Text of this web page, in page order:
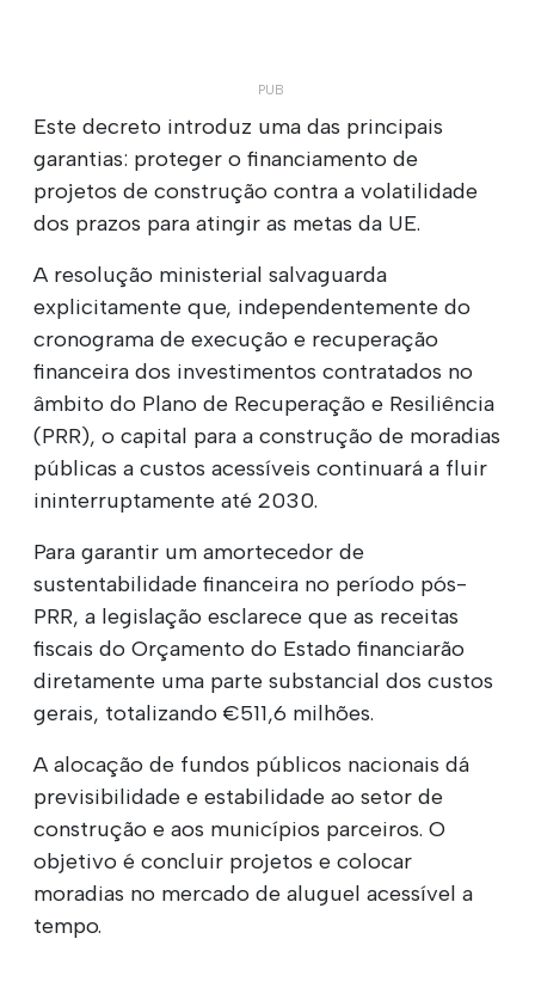
Este decreto introduz uma das principais
garantias: proteger o financiamento de
projetos de construção contra a volatilidade
dos prazos para atingir as metas da UE.
A resolução ministerial salvaguarda
explicitamente que, independentemente do
cronograma de execução e recuperação
financeira dos investimentos contratados no
âmbito do Plano de Recuperação e Resiliência
(PRR), o capital para a construção de moradias
públicas a custos acessíveis continuará a fluir
ininterruptamente até 2030.
Para garantir um amortecedor de
sustentabilidade financeira no período pós-
PRR, a legislação esclarece que as receitas
fiscais do Orçamento do Estado financiarão
diretamente uma parte substancial dos custos
gerais, totalizando €511,6 milhões.
A alocação de fundos públicos nacionais dá
previsibilidade e estabilidade ao setor de
construção e aos municípios parceiros. O
objetivo é concluir projetos e colocar
moradias no mercado de aluguel acessível a
tempo.